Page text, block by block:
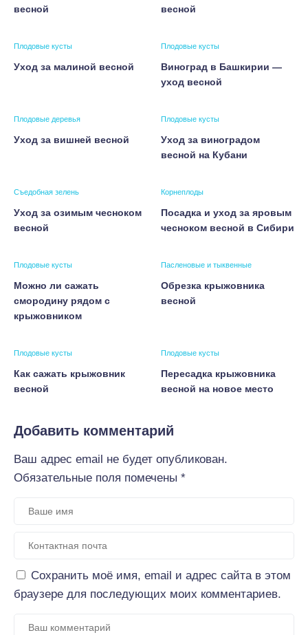
весной
весной
Плодовые кусты
Уход за малиной весной
Плодовые кусты
Виноград в Башкирии —
уход весной
Плодовые деревья
Уход за вишней весной
Плодовые кусты
Уход за виноградом
весной на Кубани
Съедобная зелень
Уход за озимым чесноком
весной
Корнеплоды
Посадка и уход за яровым
чесноком весной в Сибири
Плодовые кусты
Можно ли сажать
смородину рядом с
крыжовником
Пасленовые и тыквенные
Обрезка крыжовника
весной
Плодовые кусты
Как сажать крыжовник
весной
Плодовые кусты
Пересадка крыжовника
весной на новое место
Добавить комментарий
Ваш адрес email не будет опубликован.
Обязательные поля помечены *
Сохранить моё имя, email и адрес сайта в этом
браузере для последующих моих комментариев.